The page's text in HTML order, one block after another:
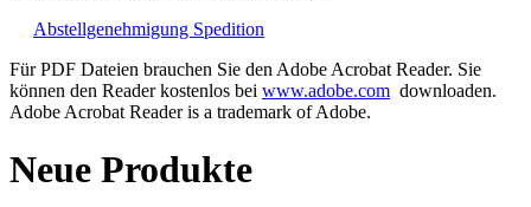
Abstellgenehmigung Spedition
Für PDF Dateien brauchen Sie den Adobe Acrobat Reader. Sie
können den Reader kostenlos bei www.adobe.com downloaden.
Adobe Acrobat Reader is a trademark of Adobe.
Neue Produkte